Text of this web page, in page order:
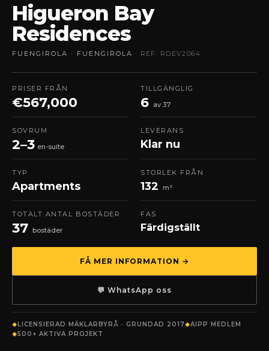
Higueron Bay
Residences
FUENGIROLA · FUENGIROLA · REF: RDEV2064
PRISER FRÅN
€567,000
TILLGÄNGLIG
6 av 37
SOVRUM
2–3 en-suite
LEVERANS
Klar nu
TYP
Apartments
STORLEK FRÅN
132 m²
TOTALT ANTAL BOSTÄDER
37 bostäder
FAS
Färdigställt
FÅ MER INFORMATION →
💬 WhatsApp oss
LICENSIERAD MÄKLARBYRÅ · GRUNDAD 2017
AIPP MEDLEM
500+ AKTIVA PROJEKT